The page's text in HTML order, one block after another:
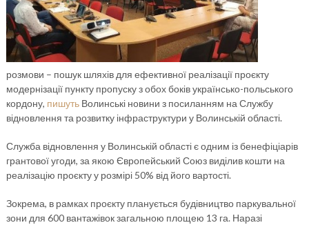
розмови – пошук шляхів для ефективної реалізації проєкту
модернізації пункту пропуску з обох боків українсько-польського
кордону, пишутьВолинські новини з посиланням на Службу
відновлення та розвитку інфраструктури у Волинській області.
Служба відновлення у Волинській області є одним із бенефіціарів
грантової угоди, за якою Європейський Союз виділив кошти на
реалізацію проєкту у розмірі 50% від його вартості.
Зокрема, в рамках проєкту планується будівництво паркувальної
зони для 600 вантажівок загальною площею 13 га. Наразі